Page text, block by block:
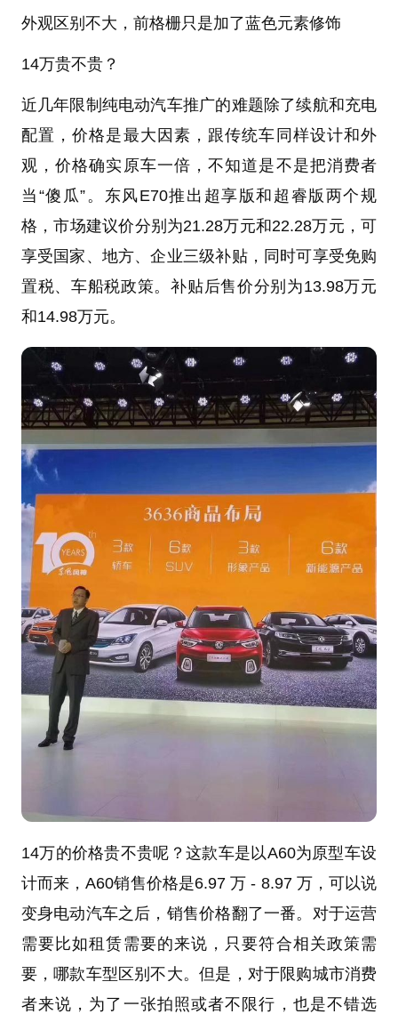
外观区别不大，前格栅只是加了蓝色元素修饰
14万贵不贵？
近几年限制纯电动汽车推广的难题除了续航和充电
配置，价格是最大因素，跟传统车同样设计和外
观，价格确实原车一倍，不知道是不是把消费者
当“傻瓜”。东风E70推出超享版和超睿版两个规
格，市场建议价分别为21.28万元和22.28万元，可
享受国家、地方、企业三级补贴，同时可享受免购
置税、车船税政策。补贴后售价分别为13.98万元
和14.98万元。
14万的价格贵不贵呢？这款车是以A60为原型车设
计而来，A60销售价格是6.97 万 - 8.97 万，可以说
变身电动汽车之后，销售价格翻了一番。对于运营
需要比如租赁需要的来说，只要符合相关政策需
要，哪款车型区别不大。但是，对于限购城市消费
者来说，为了一张拍照或者不限行，也是不错选